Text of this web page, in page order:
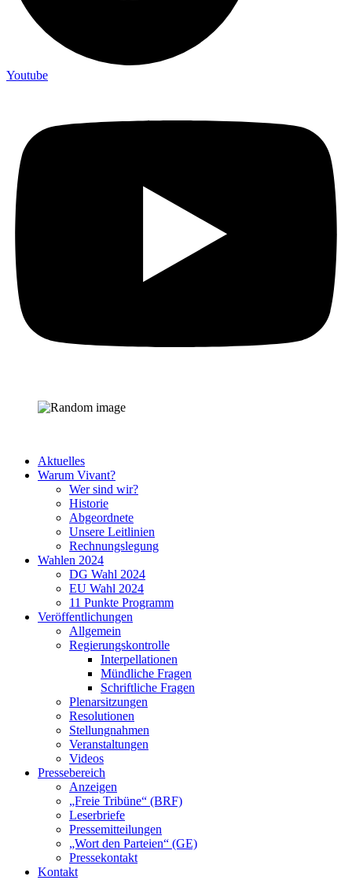
Youtube
Aktuelles
Warum Vivant?
Wer sind wir?
Historie
Abgeordnete
Unsere Leitlinien
Rechnungslegung
Wahlen 2024
DG Wahl 2024
EU Wahl 2024
11 Punkte Programm
Veröffentlichungen
Allgemein
Regierungskontrolle
Interpellationen
Mündliche Fragen
Schriftliche Fragen
Plenarsitzungen
Resolutionen
Stellungnahmen
Veranstaltungen
Videos
Pressebereich
Anzeigen
„Freie Tribüne“ (BRF)
Leserbriefe
Pressemitteilungen
„Wort den Parteien“ (GE)
Pressekontakt
Kontakt